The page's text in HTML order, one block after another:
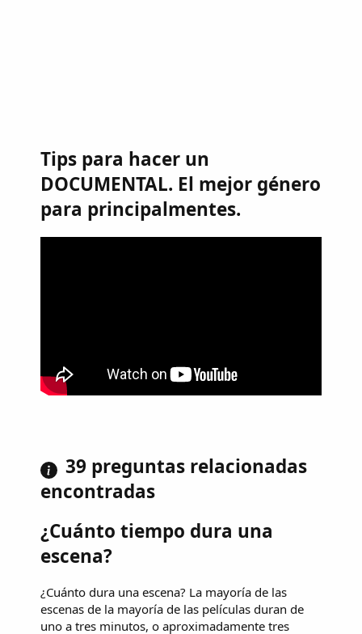
Tips para hacer un
DOCUMENTAL. El mejor género
para principalmentes.
39 preguntas relacionadas
encontradas
¿Cuánto tiempo dura una
escena?
¿Cuánto dura una escena? La mayoría de las
escenas de la mayoría de las películas duran de
uno a tres minutos, o aproximadamente tres